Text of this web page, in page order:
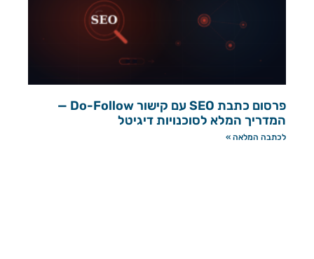
פרסום כתבת SEO עם קישור Do-Follow —
המדריך המלא לסוכנויות דיגיטל
לכתבה המלאה »